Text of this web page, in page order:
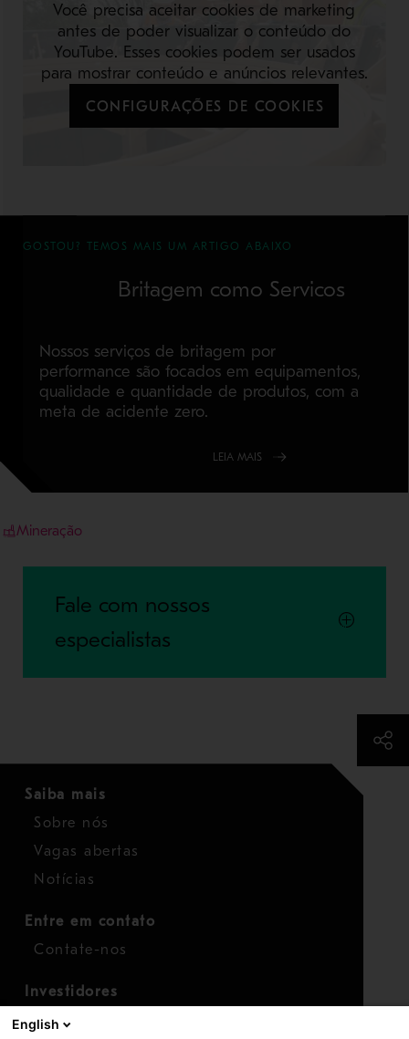
Você precisa aceitar cookies de marketing
antes de poder visualizar o conteúdo do
YouTube. Esses cookies podem ser usados
para mostrar conteúdo e anúncios relevantes.
CONFIGURAÇÕES DE COOKIES
GOSTOU? TEMOS MAIS UM ARTIGO ABAIXO
Britagem como Servicos
Nossos serviços de britagem por
performance são focados em equipamentos,
qualidade e quantidade de produtos, com a
meta de acidente zero.
LEIA MAIS
Mineração
Fale com nossos
especialistas
Saiba mais
Sobre nós
Vagas abertas
Notícias
Entre em contato
Contate-nos
Investidores
Calendário para investidores
English